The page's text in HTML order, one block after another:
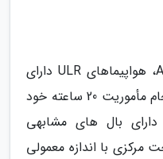
در مقایسه با استاندارد A350-900، هواپیماهای ULR دارای
24000 لیتر سوخت بیشتر برای انجام مأموریت 20 ساعته خود
دارای بال های مشابهی
با اندازه معمولی